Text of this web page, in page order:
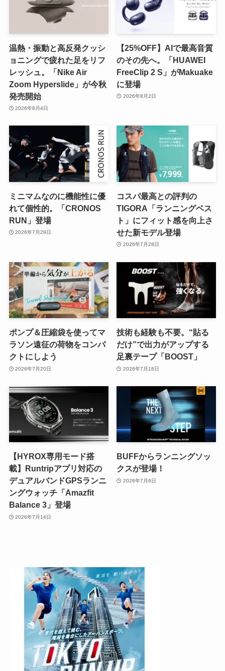
温熱・振動と高反発クッシ
ョニングで疲れた足をリフ
レッシュ。「Nike Air
Zoom Hyperslide」が今秋
発売開始
2026年8月4日
【25%OFF】AIで最高音質
のその先へ。「HUAWEI
FreeClip 2 S」がMakuake
に登場
2026年8月2日
ミニマムなのに機能性に優
れて個性的。「CRONOS
RUN」登場
2026年7月29日
コスパ最高との評判の
TIGORA「ランニングベス
ト」にフィット感を向上さ
せた新モデル登場
2026年7月28日
ポンプ＆圧縮袋を使ってマ
ラソン遠征の荷物をコンパ
クトにしよう
2026年7月20日
技術も経験も不要。“貼る
だけ”で出力がアップする
足裏テープ「BOOST」
2026年7月18日
【HYROX専用モード搭
載】Runtripアプリ対応の
デュアルバンドGPSランニ
ングウォッチ「Amazfit
Balance 3」登場
2026年7月14日
BUFFからランニングソッ
クスが登場！
2026年7月6日